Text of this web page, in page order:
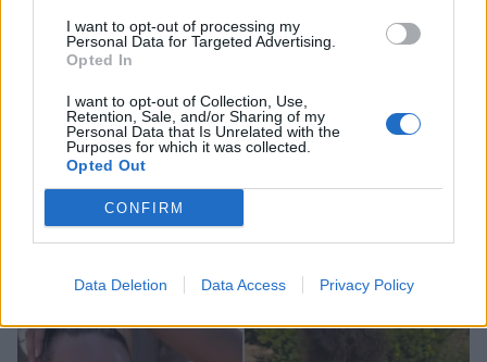
I want to opt-out of processing my
Personal Data for Targeted Advertising.
Opted In
I want to opt-out of Collection, Use,
Retention, Sale, and/or Sharing of my
Personal Data that Is Unrelated with the
Purposes for which it was collected.
Opted Out
CONFIRM
Data Deletion Data Access Privacy Policy
Γρηγόρης Αρναούτογλου: Το μήνυμά του για τον
αφήνετε λεπτό καλοκαιρινό να πάει χαμένο»